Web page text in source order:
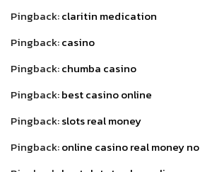
Pingback:claritin medication
Pingback:casino
Pingback:chumba casino
Pingback:best casino online
Pingback:slots real money
Pingback:online casino real money